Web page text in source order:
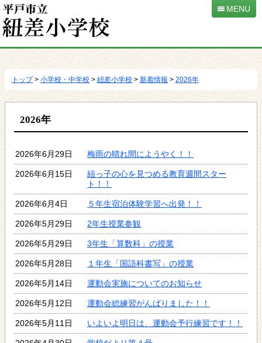
移
MENU
トップ> 小学校・中学校 > 紐差小学校 > 新着情報 > 2026年
2026年
2026年6月29日 梅雨の晴れ間にようやく！！
2026年6月15日
紐っ子の心を見つめる教育週間スター
ト！！
2026年6月4日 ５年生宿泊体験学習へ出発！！
2026年5月29日 2年生授業参観
2026年5月29日 3年生「算数科」の授業
2026年5月28日 １年生「国語科書写」の授業
2026年5月14日 運動会実施についてのお知らせ
2026年5月12日 運動会総練習がんばりました！！
2026年5月11日 いよいよ明日は、運動会予行練習です！！